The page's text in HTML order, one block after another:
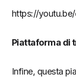
https://
Piattaforma di
Infine, questa